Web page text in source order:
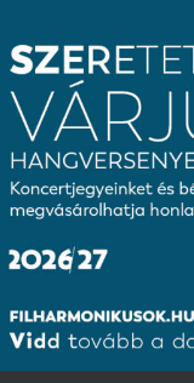
egyik legjellemzőbb
– Krisztusról írt
Bartholdy
– 55. zsoltár) és a
a szoprán